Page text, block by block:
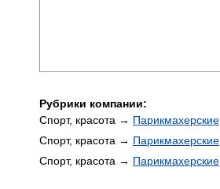
Рубрики компании:
Спорт, красота → Парикмахерские
Спорт, красота → Парикмахерские
Спорт, красота → Парикмахерские